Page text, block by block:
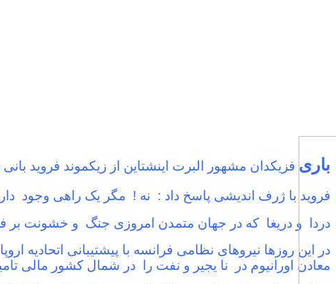
باری فزیکدان مشهور البرت اینشتاین از زیکموند فروید
فروید با ژرف اندیشی پاسخ داد : نه ! مگر یک راهی وجود
دردا و دریغا که در جهان متمدن امروزی جنگ و خشونت بر
در این روزها نیروهای نظامی فرانسه با پیشتیبانی اتحادیه
معادن اورانیوم در نا یجیر و نفت را در شمال کشور مالی